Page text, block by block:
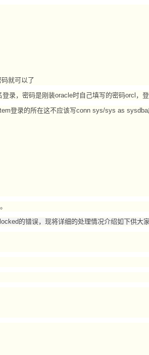
就可以了
录，密码是刚装oracle时自己填写的密码orcl，登
登录的所在这不应该写conn sys/sys as sysdba
的错误，现将详细的处理情况介绍如下供大家